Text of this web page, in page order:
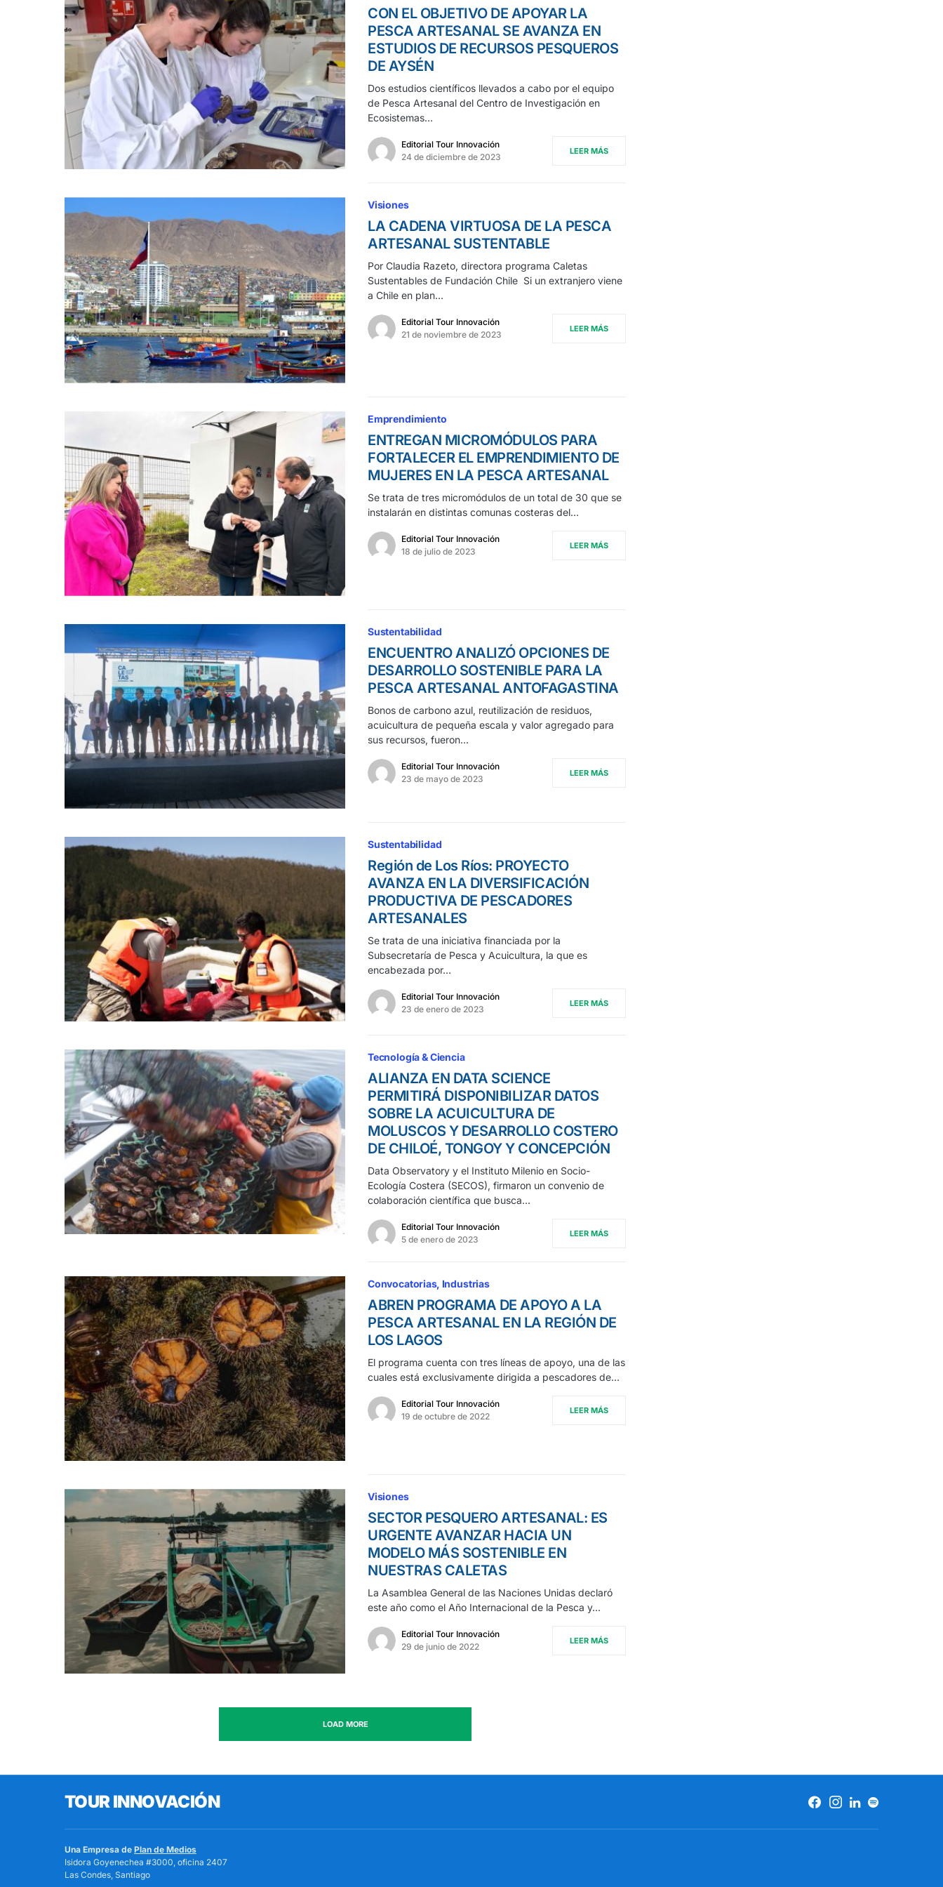
CON EL OBJETIVO DE APOYAR LA
PESCA ARTESANAL SE AVANZA EN
ESTUDIOS DE RECURSOS PESQUEROS
DE AYSÉN
Dos estudios científicos llevados a cabo por el equipo
de Pesca Artesanal del Centro de Investigación en
Ecosistemas…
Editorial Tour Innovación
24 de diciembre de 2023
LEER MÁS
Visiones
LA CADENA VIRTUOSA DE LA PESCA
ARTESANAL SUSTENTABLE
Por Claudia Razeto, directora programa Caletas
Sustentables de Fundación Chile Si un extranjero viene
a Chile en plan…
Editorial Tour Innovación
21 de noviembre de 2023
LEER MÁS
Emprendimiento
ENTREGAN MICROMÓDULOS PARA
FORTALECER EL EMPRENDIMIENTO DE
MUJERES EN LA PESCA ARTESANAL
Se trata de tres micromódulos de un total de 30 que se
instalarán en distintas comunas costeras del…
Editorial Tour Innovación
18 de julio de 2023
LEER MÁS
Sustentabilidad
ENCUENTRO ANALIZÓ OPCIONES DE
DESARROLLO SOSTENIBLE PARA LA
PESCA ARTESANAL ANTOFAGASTINA
Bonos de carbono azul, reutilización de residuos,
acuicultura de pequeña escala y valor agregado para
sus recursos, fueron…
Editorial Tour Innovación
23 de mayo de 2023
LEER MÁS
Sustentabilidad
Región de Los Ríos: PROYECTO
AVANZA EN LA DIVERSIFICACIÓN
PRODUCTIVA DE PESCADORES
ARTESANALES
Se trata de una iniciativa financiada por la
Subsecretaría de Pesca y Acuicultura, la que es
encabezada por…
Editorial Tour Innovación
23 de enero de 2023
LEER MÁS
Tecnología & Ciencia
ALIANZA EN DATA SCIENCE
PERMITIRÁ DISPONIBILIZAR DATOS
SOBRE LA ACUICULTURA DE
MOLUSCOS Y DESARROLLO COSTERO
DE CHILOÉ, TONGOY Y CONCEPCIÓN
Data Observatory y el Instituto Milenio en Socio-
Ecología Costera (SECOS), firmaron un convenio de
colaboración científica que busca…
Editorial Tour Innovación
5 de enero de 2023
LEER MÁS
Convocatorias Industrias
ABREN PROGRAMA DE APOYO A LA
PESCA ARTESANAL EN LA REGIÓN DE
LOS LAGOS
El programa cuenta con tres líneas de apoyo, una de las
cuales está exclusivamente dirigida a pescadores de…
Editorial Tour Innovación
19 de octubre de 2022
LEER MÁS
Visiones
SECTOR PESQUERO ARTESANAL: ES
URGENTE AVANZAR HACIA UN
MODELO MÁS SOSTENIBLE EN
NUESTRAS CALETAS
La Asamblea General de las Naciones Unidas declaró
este año como el Año Internacional de la Pesca y…
Editorial Tour Innovación
29 de junio de 2022
LEER MÁS
LOAD MORE
TOUR INNOVACIÓN
Una Empresa de Plan de Medios
Isidora Goyenechea #3000, oficina 2407
Las Condes, Santiago